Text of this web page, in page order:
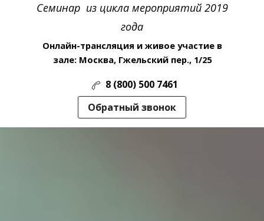
Cеминар из цикла мероприятий 2019
года
Онлайн-трансляция и живое участие в
зале: Москва, Гжельский пер., 1/25
8 (800) 500 7461
Обратный звонок